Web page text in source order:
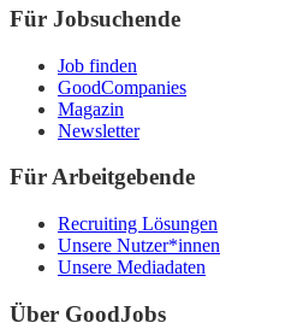
Für Jobsuchende
Job finden
GoodCompanies
Magazin
Newsletter
Für Arbeitgebende
Recruiting Lösungen
Unsere Nutzer*innen
Unsere Mediadaten
Über GoodJobs